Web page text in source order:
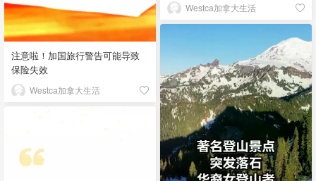
Westca加拿大生活
注意啦！加国旅行警告可能导致
保险失效
Westca加拿大生活